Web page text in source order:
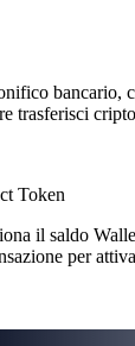
bancario,
trasferisci
Token
il saldo
per